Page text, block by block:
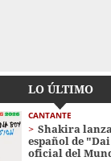
LO ÚLTIMO
CANTANTE
Shakira
español de
oficial del